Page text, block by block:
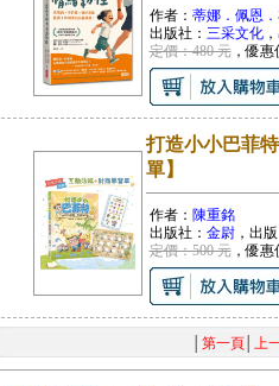
作者： 蒂娜．佩恩
出版社： 三采文化
定價：480 元，優惠
打造小小巴菲
單】
作者： 陳重銘
出版社： 金尉，出
定價：500 元，優惠
第一頁│ 上